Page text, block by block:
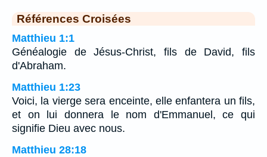
Références Croisées
Matthieu 1:1
Généalogie de Jésus-Christ, fils de David, fils
d'Abraham.
Matthieu 1:23
Voici, la vierge sera enceinte, elle enfantera un fils,
et on lui donnera le nom d'Emmanuel, ce qui
signifie Dieu avec nous.
Matthieu 28:18